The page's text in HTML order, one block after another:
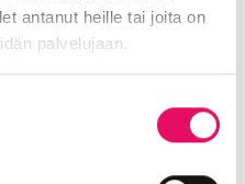
antanut heille tai joita on
palvelujaan.
Alman alueella
raivatulle
Finnparkin